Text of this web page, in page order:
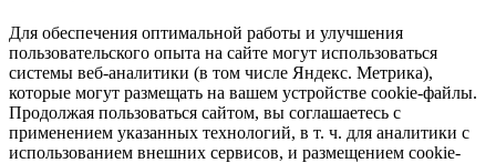
Для обеспечения оптимальной работы и улучшения
пользовательского опыта на сайте могут использоваться
системы веб-аналитики (в том числе Яндекс. Метрика),
которые могут размещать на вашем устройстве cookie-файлы.
Продолжая пользоваться сайтом, вы соглашаетесь с
применением указанных технологий, в т. ч. для аналитики с
использованием внешних сервисов, и размещением cookie-